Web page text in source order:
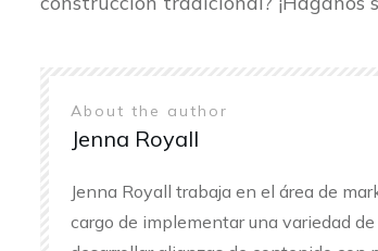
About the author
Jenna Royall
Jenna Royall trabaja en el área de
cargo de implementar una variedad